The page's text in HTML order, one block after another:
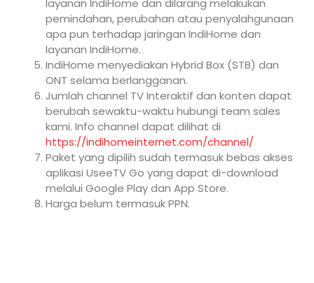
layanan IndiHome dan dilarang melakukan
pemindahan, perubahan atau penyalahgunaan
apa pun terhadap jaringan IndiHome dan
layanan IndiHome.
IndiHome menyediakan Hybrid Box (STB) dan
ONT selama berlangganan.
Jumlah channel TV Interaktif dan konten dapat
berubah sewaktu-waktu hubungi team sales
kami. Info channel dapat dilihat di
https://indihomeinternet.com/channel/
Paket yang dipilih sudah termasuk bebas akses
aplikasi UseeTV Go yang dapat di-download
melalui Google Play dan App Store.
Harga belum termasuk PPN.